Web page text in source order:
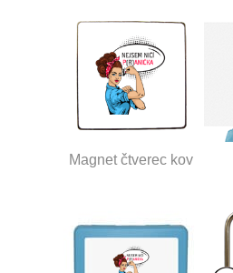
Magnet čtverec kov